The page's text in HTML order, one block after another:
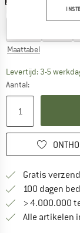
Maattabel
Levertijd: 3-5
Aantal:
Gratis
100 dagen
> 4.000.000
Alle artikelen